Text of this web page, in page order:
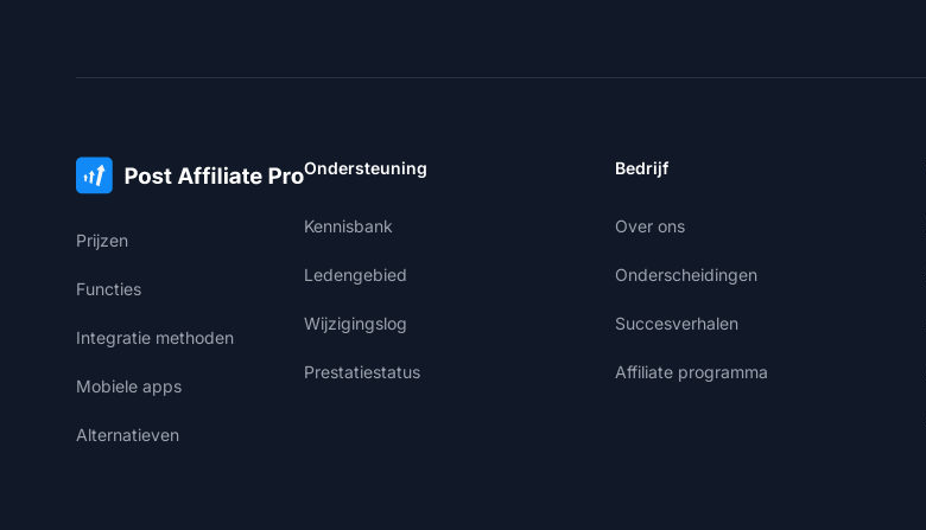
Prijzen
Functies
Integratie methoden
Mobiele apps
Alternatieven
Ondersteuning
Kennisbank
Ledengebied
Wijzigingslog
Prestatiestatus
Bedrijf
Over ons
Onderscheidingen
Succesverhalen
Affiliate programma